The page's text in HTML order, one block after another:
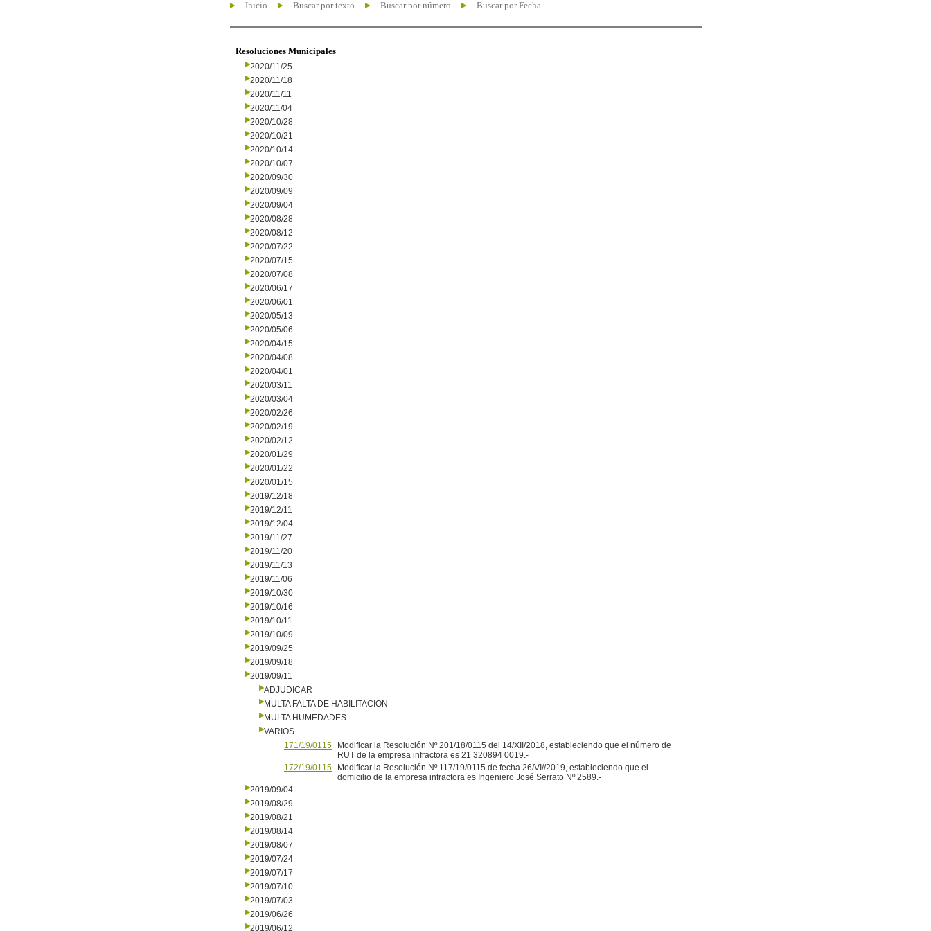
Inicio Buscar por texto Buscar por número Buscar por Fecha
Resoluciones Municipales
2020/11/25
2020/11/18
2020/11/11
2020/11/04
2020/10/28
2020/10/21
2020/10/14
2020/10/07
2020/09/30
2020/09/09
2020/09/04
2020/08/28
2020/08/12
2020/07/22
2020/07/15
2020/07/08
2020/06/17
2020/06/01
2020/05/13
2020/05/06
2020/04/15
2020/04/08
2020/04/01
2020/03/11
2020/03/04
2020/02/26
2020/02/19
2020/02/12
2020/01/29
2020/01/22
2020/01/15
2019/12/18
2019/12/11
2019/12/04
2019/11/27
2019/11/20
2019/11/13
2019/11/06
2019/10/30
2019/10/16
2019/10/11
2019/10/09
2019/09/25
2019/09/18
2019/09/11
ADJUDICAR
MULTA FALTA DE HABILITACION
MULTA HUMEDADES
VARIOS
171/19/0115
Modificar la Resolución Nº 201/18/0115 del 14/XII/2018, estableciendo que el número de
RUT de la empresa infractora es 21 320894 0019.-
172/19/0115
Modificar la Resolución Nº 117/19/0115 de fecha 26/VI//2019, estableciendo que el
domicilio de la empresa infractora es Ingeniero José Serrato Nº 2589.-
2019/09/04
2019/08/29
2019/08/21
2019/08/14
2019/08/07
2019/07/24
2019/07/17
2019/07/10
2019/07/03
2019/06/26
2019/06/12